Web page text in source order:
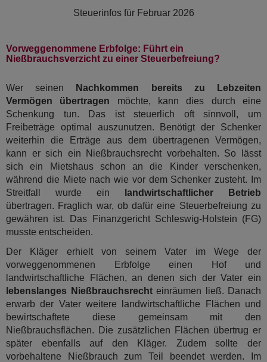
Steuerinfos für Februar 2026
Vorweggenommene Erbfolge: Führt ein
Nießbrauchsverzicht zu einer Steuerbefreiung?
Wer seinen
Nachkommen bereits zu Lebzeiten
Vermögen übertragen möchte, kann dies durch eine
Schenkung tun. Das ist steuerlich oft sinnvoll, um
Freibeträge optimal auszunutzen. Benötigt der Schenker
weiterhin die Erträge aus dem übertragenen Vermögen,
kann er sich ein Nießbrauchsrecht vorbehalten. So lässt
sich ein Mietshaus schon an die Kinder verschenken,
während die Miete nach wie vor dem Schenker zusteht. Im
Streitfall wurde ein
landwirtschaftlicher Betrieb
übertragen. Fraglich war, ob dafür eine Steuerbefreiung zu
gewähren ist. Das Finanzgericht Schleswig-Holstein (FG)
musste entscheiden.
Der Kläger erhielt von seinem Vater im Wege der
vorweggenommenen Erbfolge einen Hof und
landwirtschaftliche Flächen, an denen sich der Vater ein
lebenslanges Nießbrauchsrechteinräumen ließ. Danach
erwarb der Vater weitere landwirtschaftliche Flächen und
bewirtschaftete diese gemeinsam mit den
Nießbrauchsflächen. Die zusätzlichen Flächen übertrug er
später ebenfalls auf den Kläger. Zudem sollte der
vorbehaltene Nießbrauch zum Teil beendet werden. Im